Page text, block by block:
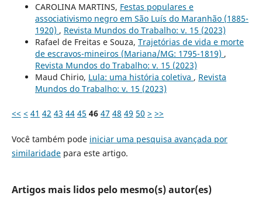
CAROLINA MARTINS, Festas populares e
associativismo negro em São Luís do Maranhão (1885-
1920) , Revista Mundos do Trabalho: v. 15 (2023)
Rafael de Freitas e Souza, Trajetórias de vida e morte
de escravos-mineiros (Mariana/MG: 1795-1819) ,
Revista Mundos do Trabalho: v. 15 (2023)
Maud Chirio, Lula: uma história coletiva , Revista
Mundos do Trabalho: v. 15 (2023)
<< < 41 42 43 44 45 46 47 48 49 50 > >>
Você também pode iniciar uma pesquisa avançada por
similaridadepara este artigo.
Artigos mais lidos pelo mesmo(s) autor(es)